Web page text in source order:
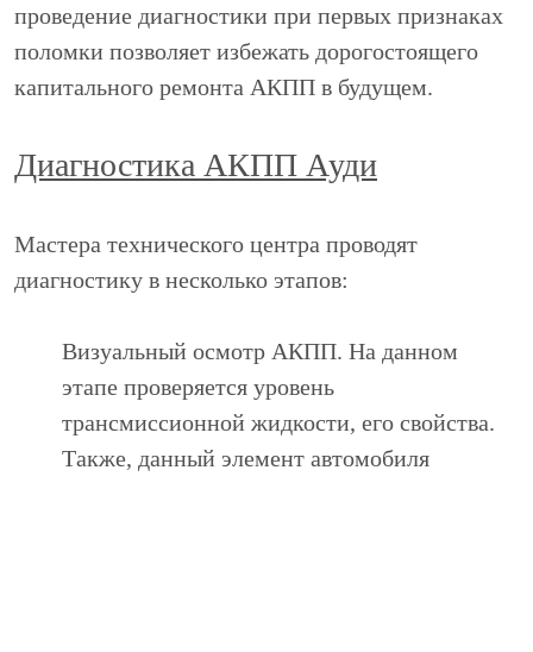
проведение диагностики при первых признаках
поломки позволяет избежать дорогостоящего
капитального ремонта АКПП в будущем.
Диагностика АКПП Ауди
Мастера технического центра проводят
диагностику в несколько этапов:
Визуальный осмотр АКПП. На данном
этапе проверяется уровень
трансмиссионной жидкости, его свойства.
Также, данный элемент автомобиля